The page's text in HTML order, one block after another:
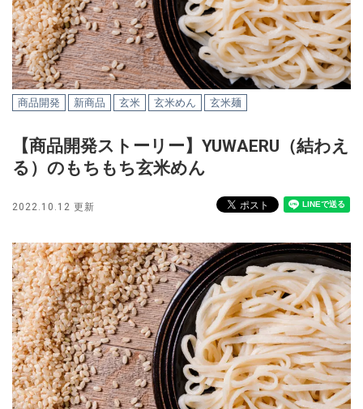
商品開発 新商品 玄米 玄米めん 玄米麺
【商品開発ストーリー】YUWAERU（結わえ
る）のもちもち玄米めん
2022.10.12 更新